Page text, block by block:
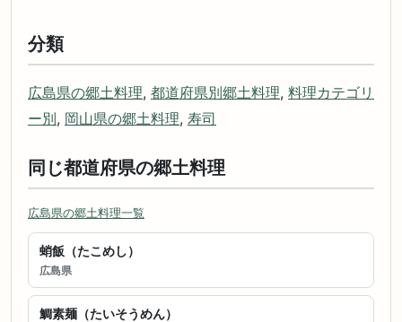
分類
広島県の郷土料理, 都道府県別郷土料理, 料理カテゴリ
ー別, 岡山県の郷土料理, 寿司
同じ都道府県の郷土料理
広島県の郷土料理一覧
蛸飯（たこめし）
広島県
鯛素麺（たいそうめん）